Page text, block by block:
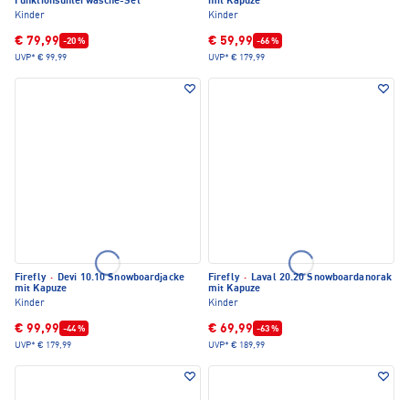
Kinder
€ 79,99 -20 %
UVP* € 99,99
Kinder
€ 59,99 -66 %
UVP* € 179,99
Firefly · Devi 10.10 Snowboardjacke
mit Kapuze
Kinder
€ 99,99 -44 %
UVP* € 179,99
Firefly · Laval 20.20 Snowboardanorak
mit Kapuze
Kinder
€ 69,99 -63 %
UVP* € 189,99